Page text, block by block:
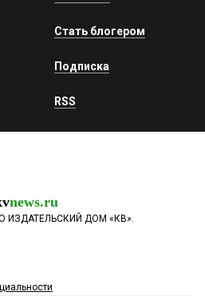
Стать блогером
Подписка
RSS
news.ru
ИЗДАТЕЛЬСКИЙ ДОМ «КВ».